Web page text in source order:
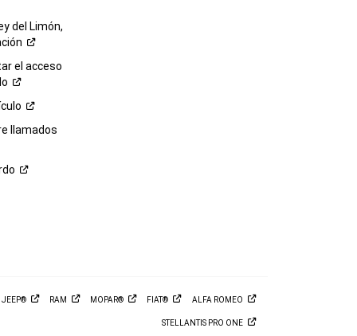
del Limón,
el acceso
llamados
JEEP® RAM MOPAR® FIAT® ALFA ROMEO
STELLANTIS PRO ONE